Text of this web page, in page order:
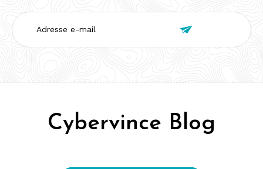
Adresse
e-
mail

Cybervince Blog